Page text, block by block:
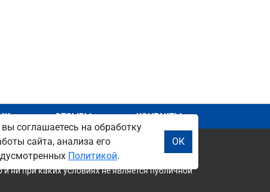
ОТЗЫВЫ КОНТАКТЫ
ни при каких условиях не является публичной
соглашаетесь на обработку
сайта, анализа его
Политикой.
ОК